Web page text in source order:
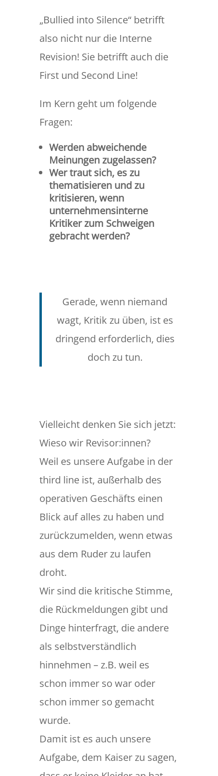
„Bullied into Silence“ betrifft
also nicht nur die Interne
Revision! Sie betrifft auch die
First und Second Line!
Im Kern geht um folgende
Fragen:
Werden abweichende
Meinungen zugelassen?
Wer traut sich, es zu
thematisieren und zu
kritisieren, wenn
unternehmensinterne
Kritiker zum Schweigen
gebracht werden?
Gerade, wenn niemand
wagt, Kritik zu üben, ist es
dringend erforderlich, dies
doch zu tun.
Vielleicht denken Sie sich jetzt:
Wieso wir Revisor:innen?
Weil es unsere Aufgabe in der
third line ist, außerhalb des
operativen Geschäfts einen
Blick auf alles zu haben und
zurückzumelden, wenn etwas
aus dem Ruder zu laufen
droht.
Wir sind die kritische Stimme,
die Rückmeldungen gibt und
Dinge hinterfragt, die andere
als selbstverständlich
hinnehmen – z.B. weil es
schon immer so war oder
schon immer so gemacht
wurde.
Damit ist es auch unsere
Aufgabe, dem Kaiser zu sagen,